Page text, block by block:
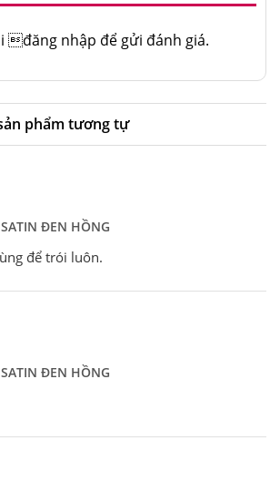
đăng nhập để gửi đánh giá.
phẩm tương tự
ĐEN HỒNG
để trói luôn.
ĐEN HỒNG